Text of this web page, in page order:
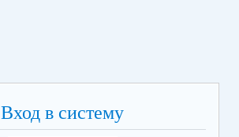
Вход в систему